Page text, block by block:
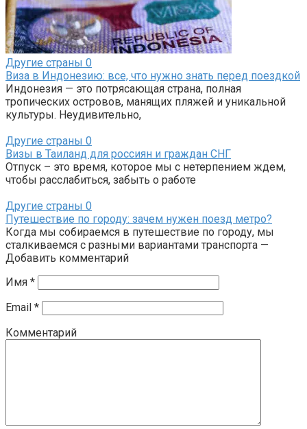
Другие страны 0
Виза в Индонезию: все, что нужно знать перед поездкой
Индонезия — это потрясающая страна, полная
тропических островов, манящих пляжей и уникальной
культуры. Неудивительно,
Другие страны 0
Визы в Таиланд для россиян и граждан СНГ
Отпуск – это время, которое мы с нетерпением ждем,
чтобы расслабиться, забыть о работе
Другие страны 0
Путешествие по городу: зачем нужен поезд метро?
Когда мы собираемся в путешествие по городу, мы
сталкиваемся с разными вариантами транспорта —
Добавить комментарий
Имя *
Email *
Комментарий